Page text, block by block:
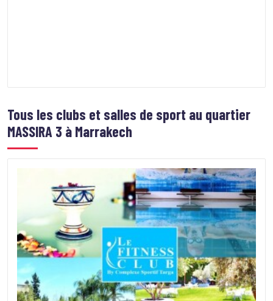
Tous les clubs et salles de sport au quartier
MASSIRA 3 à Marrakech